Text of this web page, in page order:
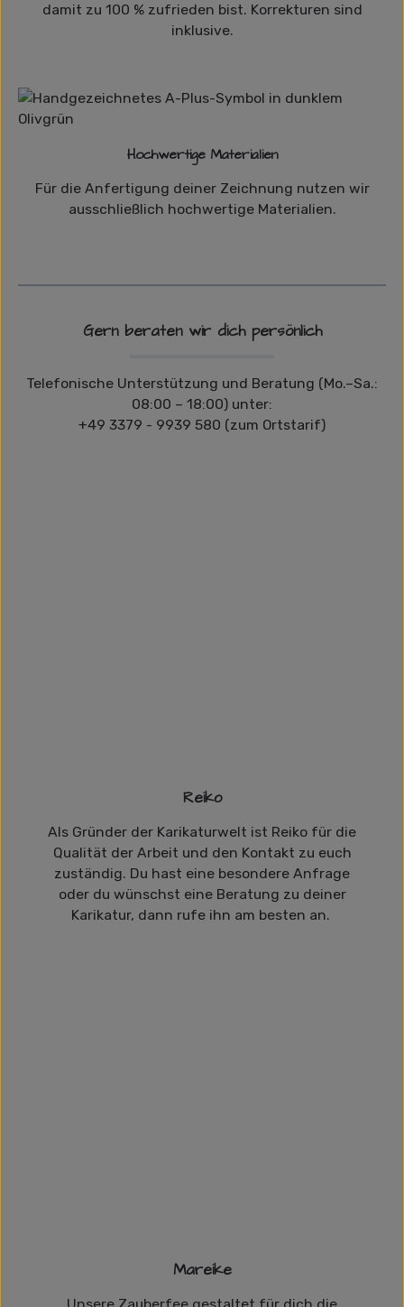
damit zu 100 % zufrieden bist. Korrekturen sind
inklusive.
Hochwertige Materialien
Für die Anfertigung deiner Zeichnung nutzen wir
ausschließlich hochwertige Materialien.
Gern beraten wir dich persönlich
Telefonische Unterstützung und Beratung (Mo.–Sa.:
08:00 – 18:00) unter:
+49 3379 - 9939 580 (zum Ortstarif)
Reiko
Als Gründer der Karikaturwelt ist Reiko für die
Qualität der Arbeit und den Kontakt zu euch
zuständig. Du hast eine besondere Anfrage
oder du wünschst eine Beratung zu deiner
Karikatur, dann rufe ihn am besten an.
Mareike